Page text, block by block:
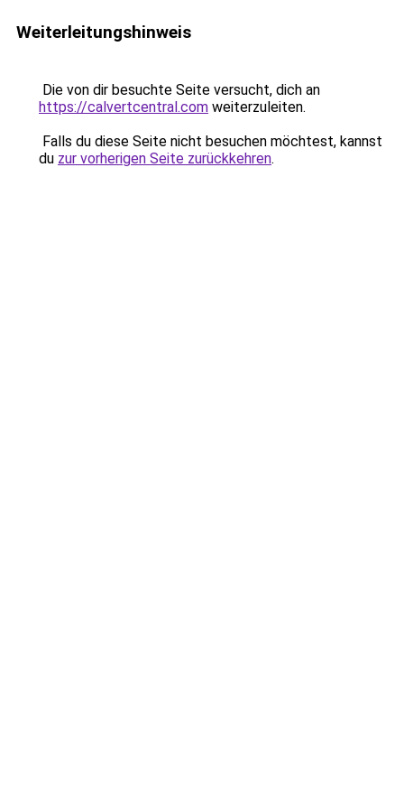
Weiterleitungshinweis
Die von dir besuchte Seite versucht, dich an
https://calvertcentral.com weiterzuleiten.
Falls du diese Seite nicht besuchen möchtest, kannst
du zur vorherigen Seite zurückkehren.